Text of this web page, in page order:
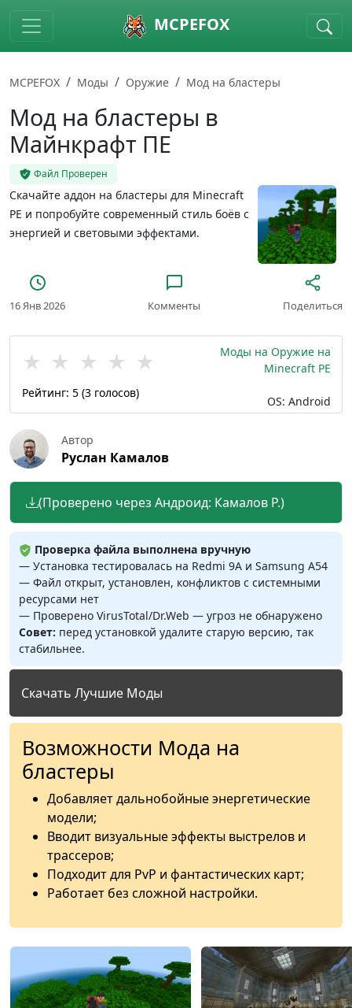
Skip to main content MCPEFOX
MCPEFOX Моды Оружие Мод на бластеры
Мод на бластеры в
Майнкрафт ПЕ
Файл Проверен
Скачайте аддон на бластеры для Minecraft
PE и попробуйте современный стиль боёв с
энергией и световыми эффектами.
16 Янв 2026 Комменты Поделиться
★ ★ ★ ★ ★
Рейтинг: 5 (3 голосов)
Моды на Оружие на
Minecraft PE
OS: Android
Автор
Руслан Камалов
(Проверено через Андроид: Камалов Р.)
Проверка файла выполнена вручную
— Установка тестировалась на Redmi 9A и Samsung A54
— Файл открыт, установлен, конфликтов с системными
ресурсами нет
— Проверено VirusTotal/Dr.Web — угроз не обнаружено
Совет: перед установкой удалите старую версию, так
стабильнее.
Скачать Лучшие Моды
Возможности Мода на
бластеры
Добавляет дальнобойные энергетические
модели;
Вводит визуальные эффекты выстрелов и
трассеров;
Подходит для PvP и фантастических карт;
Работает без сложной настройки.